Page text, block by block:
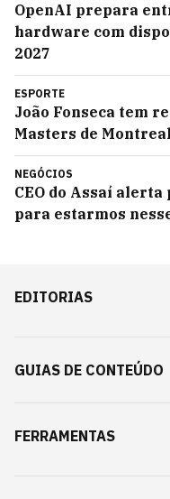
OpenAI prepara
hardware com
2027
ESPORTE
João Fonseca tem
Masters de
NEGÓCIOS
CEO do Assaí alerta
para estarmos
EDITORIAS
GUIAS DE CONTEÚDO
FERRAMENTAS